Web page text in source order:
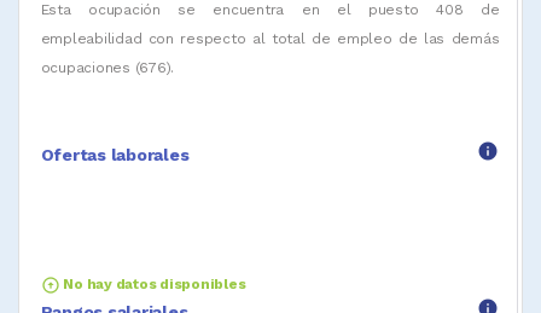
Esta ocupación se encuentra en el puesto 408 de
empleabilidad con respecto al total de empleo de las demás
ocupaciones (676).
Ofertas laborales info
arrow_circle_up No hay datos disponibles
info